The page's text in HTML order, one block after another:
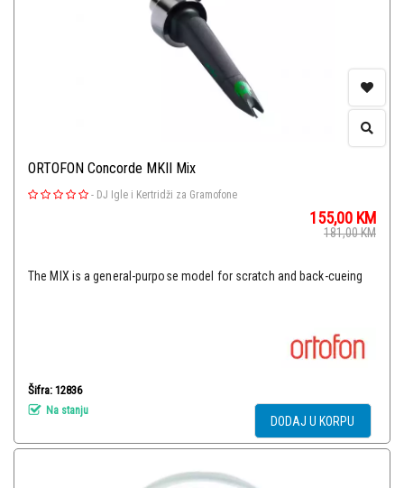
ORTOFON Concorde MKII Mix
- DJ Igle i Kertridži za Gramofone
155,00 KM
181,00KM
The MIX is a general-purpose model for scratch and back-cueing
Šifra: 12836
Na stanju
DODAJ U KORPU